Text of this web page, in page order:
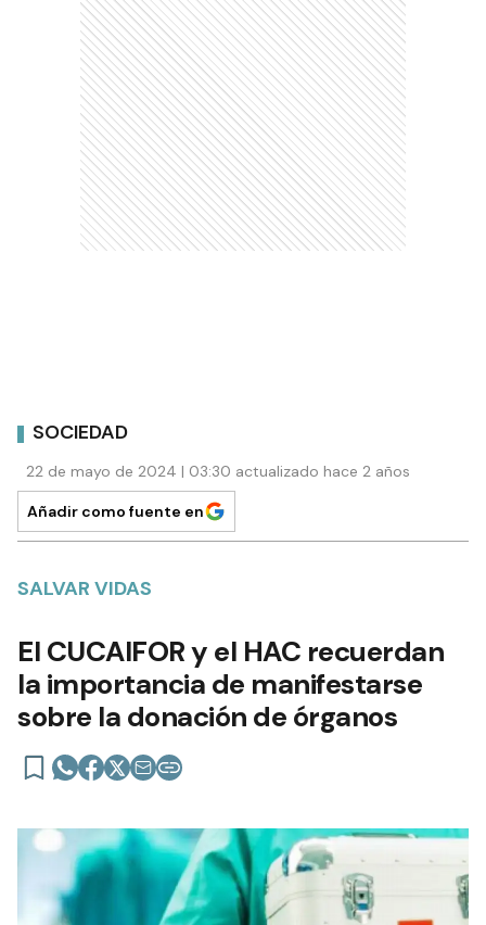
SOCIEDAD
22 de mayo de 2024 | 03:30 actualizado hace 2 años
Añadir como fuente en
SALVAR VIDAS
El CUCAIFOR y el HAC recuerdan
la importancia de manifestarse
sobre la donación de órganos